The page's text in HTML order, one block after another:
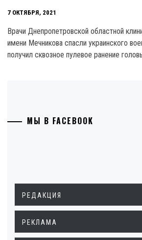
7 ОКТЯБРЯ, 2021
Врачи Днепропетровской областной
имени Мечникова спасли украинского
получил сквозное пулевое ранение
МЫ В FACEBOOK
РЕДАКЦИЯ
РЕКЛАМА